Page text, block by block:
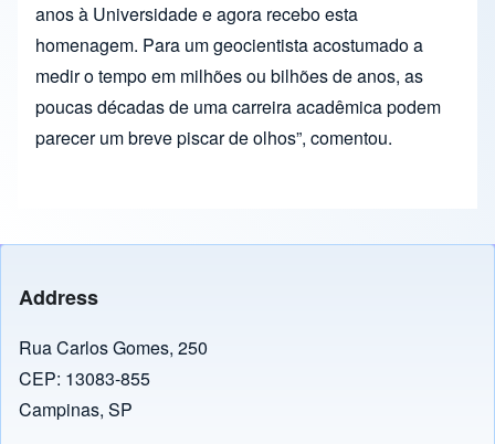
anos à Universidade e agora recebo esta
homenagem. Para um geocientista acostumado a
medir o tempo em milhões ou bilhões de anos, as
poucas décadas de uma carreira acadêmica podem
parecer um breve piscar de olhos”, comentou.
Address
Rua Carlos Gomes, 250
CEP: 13083-855
Campinas, SP